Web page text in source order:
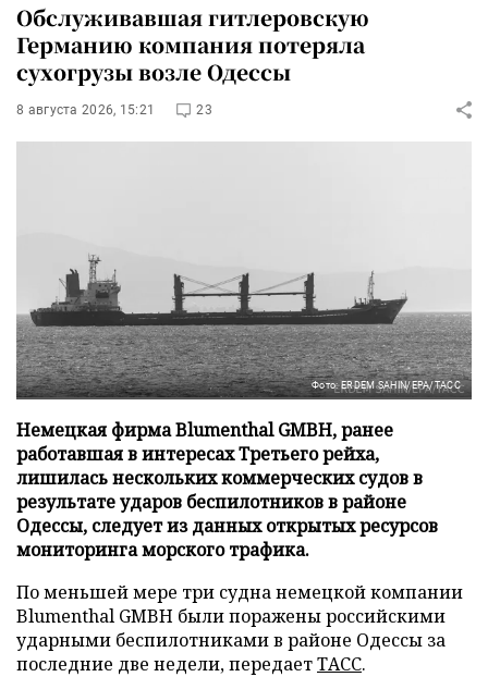
Обслуживавшая гитлеровскую
Германию компания потеряла
сухогрузы возле Одессы
8 августа 2026, 15:21 23
Фото: ERDEM SAHIN/EPA/ТАСС
Немецкая фирма Blumenthal GMBH, ранее
работавшая в интересах Третьего рейха,
лишилась нескольких коммерческих судов в
результате ударов беспилотников в районе
Одессы, следует из данных открытых ресурсов
мониторинга морского трафика.
По меньшей мере три судна немецкой компании
Blumenthal GMBH были поражены российскими
ударными беспилотниками в районе Одессы за
последние две недели, передаетТАСС.